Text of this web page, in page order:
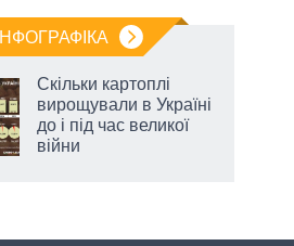
ІНФОГРАФІКА
Скільки картоплі
вирощували в Україні
до і під час великої
війни